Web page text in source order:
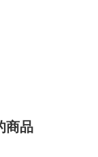
商品